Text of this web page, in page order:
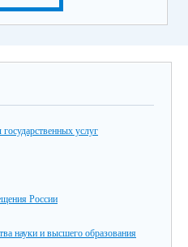
услуг
России
науки и высшего образования